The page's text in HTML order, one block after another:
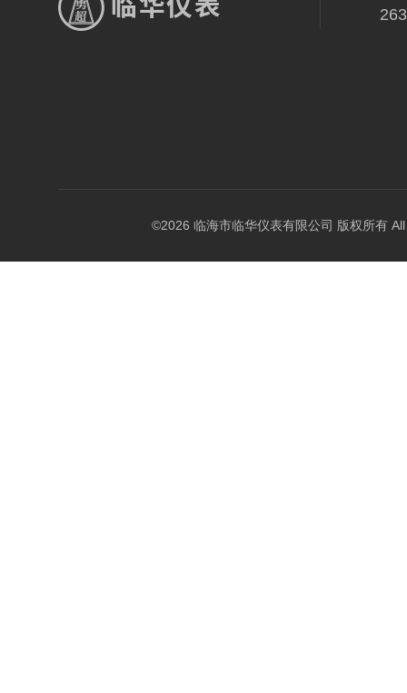
©2026 临海市临华仪表有限公司 版权所有